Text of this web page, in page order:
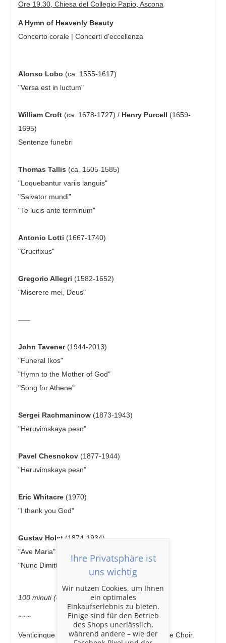
Ore 19.30, Chiesa del Collegio Papio, Ascona
A Hymn of Heavenly Beauty
Concerto corale | Concerti d'eccellenza
Alonso Lobo (ca. 1555-1617)
"Versa est in luctum"
William Croft (ca. 1678-1727) / Henry Purcell (1659-
1695)
Sentenze funebri
Thomas Tallis (ca. 1505-1585)
"Loquebantur variis languis"
"Salvator mundi"
"Te lucis ante terminum"
Antonio Lotti (1667-1740)
"Crucifixus"
Gregorio Allegri (1582-1652)
"Miserere mei, Deus"
–––
John Tavener(1944-2013)
"Funeral Ikos"
"Hymn to the Mother of God"
"Song for Athene"
Sergei Rachmaninow (1873-1943)
"Heruvimskaya pesn"
Pavel Chesnokov (1877-1944)
"Heruvimskaya pesn"
Eric Whitacre (1970)
"I thank you God"
Gustav Holst (1874-1934)
"Ave Maria"
"Nunc Dimittis"
100 minuti (con intervallo)
~~~
Venticinque anni fa Nigel Short fondò il Tenebrae Choir.
Ihre Privatsphäre ist
uns wichtig
Wir nutzen Cookies, um Ihnen
ein optimales
Einkaufserlebnis zu bieten.
Einige sind für den Betrieb
des Shops unerlässlich,
während andere – wie der